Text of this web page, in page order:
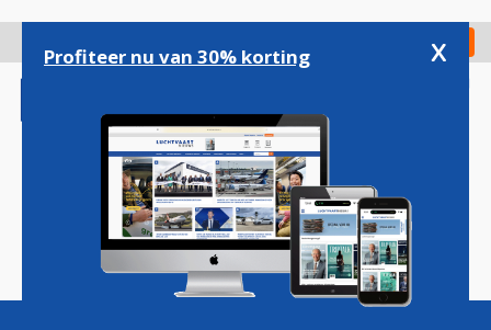
gaan
Check in
Magazine Podcasts Vacatures
Profiteer nu van 30% korting x